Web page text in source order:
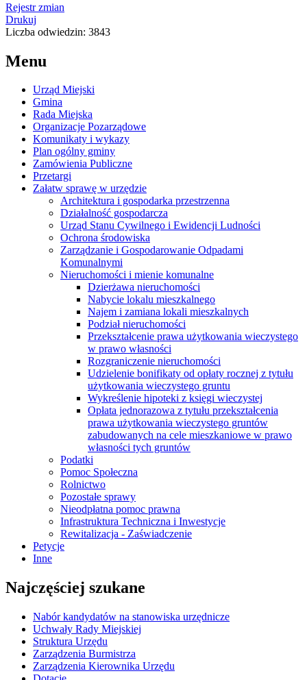
Rejestr zmian
Drukuj
Liczba odwiedzin: 3843
Menu
Urząd Miejski
Gmina
Rada Miejska
Organizacje Pozarządowe
Komunikaty i wykazy
Plan ogólny gminy
Zamówienia Publiczne
Przetargi
Załatw sprawę w urzędzie
Architektura i gospodarka przestrzenna
Działalność gospodarcza
Urząd Stanu Cywilnego i Ewidencji Ludności
Ochrona środowiska
Zarządzanie i Gospodarowanie Odpadami
Komunalnymi
Nieruchomości i mienie komunalne
Dzierżawa nieruchomości
Nabycie lokalu mieszkalnego
Najem i zamiana lokali mieszkalnych
Podział nieruchomości
Przekształcenie prawa użytkowania wieczystego
w prawo własności
Rozgraniczenie nieruchomości
Udzielenie bonifikaty od opłaty rocznej z tytułu
użytkowania wieczystego gruntu
Wykreślenie hipoteki z księgi wieczystej
Opłata jednorazowa z tytułu przekształcenia
prawa użytkowania wieczystego gruntów
zabudowanych na cele mieszkaniowe w prawo
własności tych gruntów
Podatki
Pomoc Społeczna
Rolnictwo
Pozostałe sprawy
Nieodpłatna pomoc prawna
Infrastruktura Techniczna i Inwestycje
Rewitalizacja - Zaświadczenie
Petycje
Inne
Najczęściej szukane
Nabór kandydatów na stanowiska urzędnicze
Uchwały Rady Miejskiej
Struktura Urzędu
Zarządzenia Burmistrza
Zarządzenia Kierownika Urzędu